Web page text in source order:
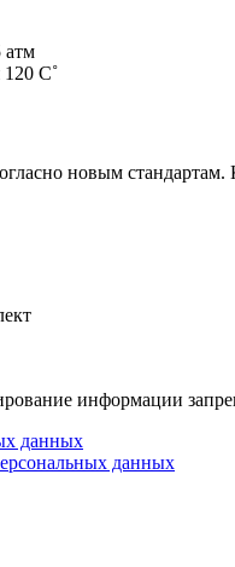
атм
C˚
новым стандартам.
информации
данных
данных